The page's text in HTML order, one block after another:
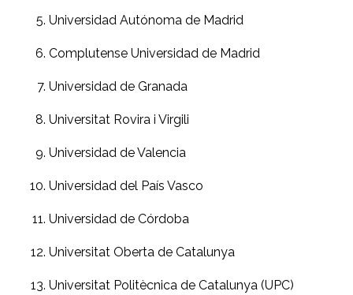
Universidad Autónoma de Madrid
Complutense Universidad de Madrid
Universidad de Granada
Universitat Rovira i Virgili
Universidad de Valencia
Universidad del País Vasco
Universidad de Córdoba
Universitat Oberta de Catalunya
Universitat Politècnica de Catalunya (UPC)